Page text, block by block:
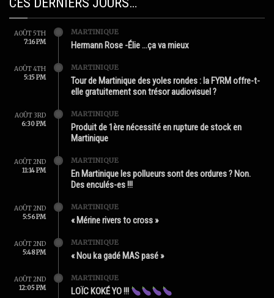
AOÛT 5TH
7:16 PM
MARTINIQUE
Hermann Rose -Élie …ça va mieux
AOÛT 4TH
5:15 PM
MARTINIQUE
Tour de Martinique des yoles rondes : la FYRM offre-t-
elle gratuitement son trésor audiovisuel ?
AOÛT 3RD
6:30 PM
MARTINIQUE
Produit de 1ère nécessité en rupture de stock en
Martinique
AOÛT 2ND
11:14 PM
MARTINIQUE
En Martinique les pollueurs sont des ordures ? Non.
Des enculés-es !!!
AOÛT 2ND
5:56 PM
MARTINIQUE
« Mérine rivers to cross »
AOÛT 2ND
5:48 PM
MARTINIQUE
« Nou ka gadé MAS pasé »
AOÛT 2ND
12:05 PM
MARTINIQUE
LOÏC KOKÉ YO !!!